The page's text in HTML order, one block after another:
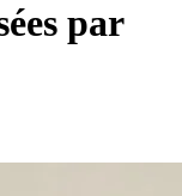
par